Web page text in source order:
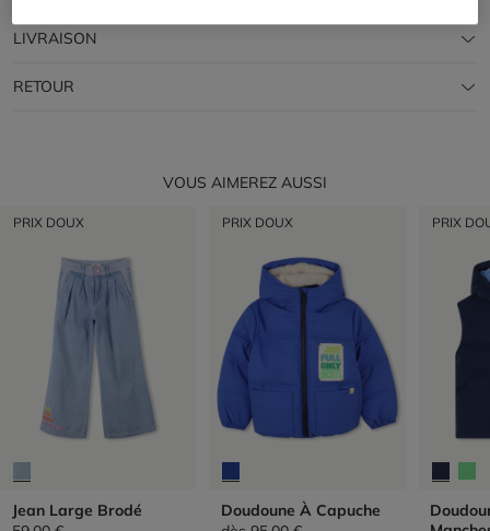
LIVRAISON
RETOUR
VOUS AIMEREZ AUSSI
PRIX DOUX
Jean Large Brodé
PRIX DOUX
Doudoune À Capuche
PRIX